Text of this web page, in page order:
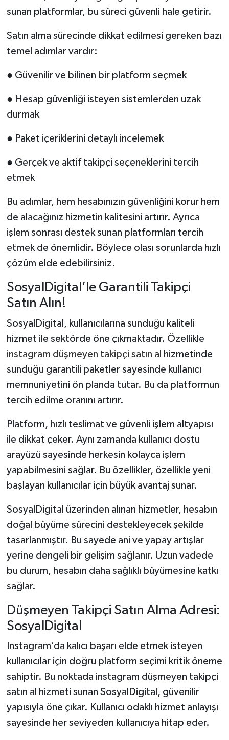
sunan platformlar, bu süreci güvenli hale getirir.
Satın alma sürecinde dikkat edilmesi gereken bazı
temel adımlar vardır:
● Güvenilir ve bilinen bir platform seçmek
● Hesap güvenliği isteyen sistemlerden uzak
durmak
● Paket içeriklerini detaylı incelemek
● Gerçek ve aktif takipçi seçeneklerini tercih
etmek
Bu adımlar, hem hesabınızın güvenliğini korur hem
de alacağınız hizmetin kalitesini artırır. Ayrıca
işlem sonrası destek sunan platformları tercih
etmek de önemlidir. Böylece olası sorunlarda hızlı
çözüm elde edebilirsiniz.
SosyalDigital’le Garantili Takipçi
Satın Alın!
SosyalDigital, kullanıcılarına sunduğu kaliteli
hizmet ile sektörde öne çıkmaktadır. Özellikle
instagram düşmeyen takipçi satın al hizmetinde
sunduğu garantili paketler sayesinde kullanıcı
memnuniyetini ön planda tutar. Bu da platformun
tercih edilme oranını artırır.
Platform, hızlı teslimat ve güvenli işlem altyapısı
ile dikkat çeker. Aynı zamanda kullanıcı dostu
arayüzü sayesinde herkesin kolayca işlem
yapabilmesini sağlar. Bu özellikler, özellikle yeni
başlayan kullanıcılar için büyük avantaj sunar.
SosyalDigital üzerinden alınan hizmetler, hesabın
doğal büyüme sürecini destekleyecek şekilde
tasarlanmıştır. Bu sayede ani ve yapay artışlar
yerine dengeli bir gelişim sağlanır. Uzun vadede
bu durum, hesabın daha sağlıklı büyümesine katkı
sağlar.
Düşmeyen Takipçi Satın Alma Adresi:
SosyalDigital
Instagram’da kalıcı başarı elde etmek isteyen
kullanıcılar için doğru platform seçimi kritik öneme
sahiptir. Bu noktada instagram düşmeyen takipçi
satın al hizmeti sunan SosyalDigital, güvenilir
yapısıyla öne çıkar. Kullanıcı odaklı hizmet anlayışı
sayesinde her seviyeden kullanıcıya hitap eder.